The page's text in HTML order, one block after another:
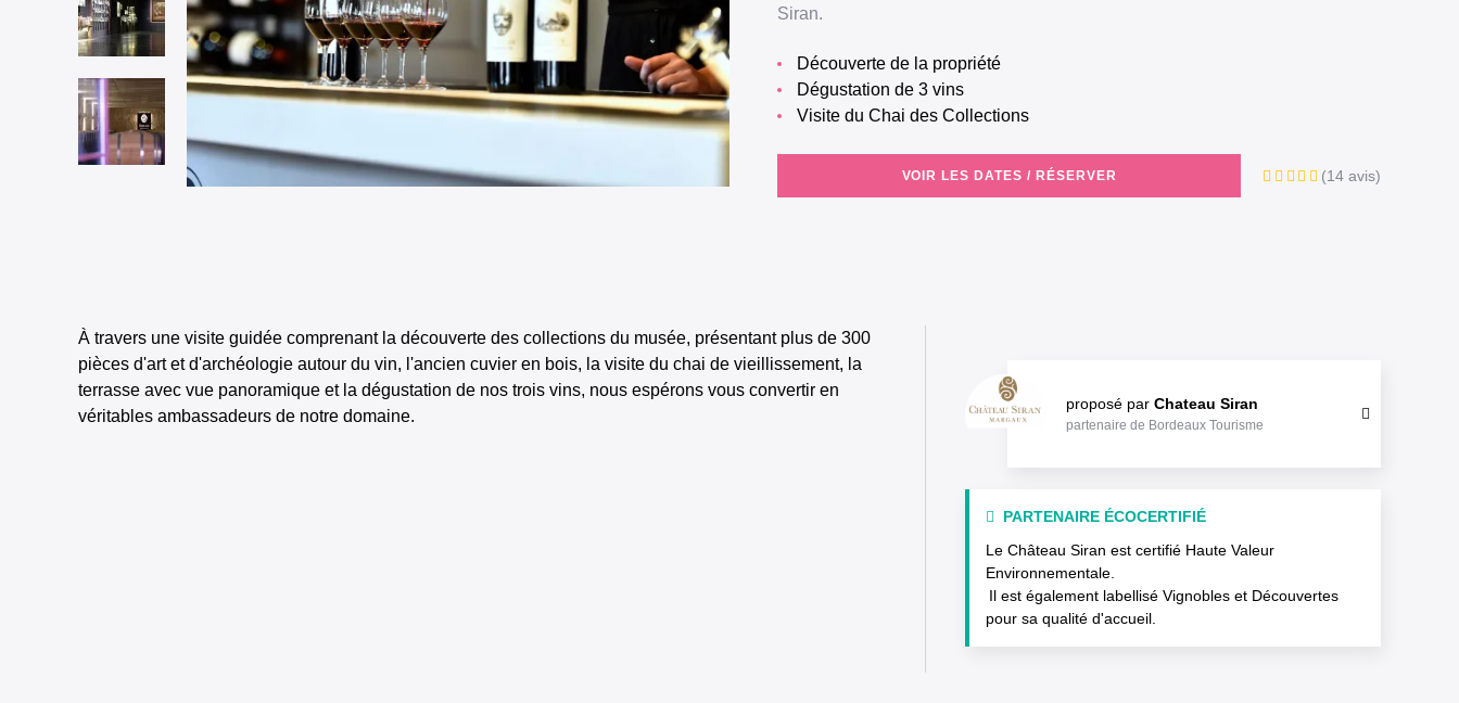
Siran.
Découverte de la propriété
Dégustation de 3 vins
Visite du Chai des Collections
(14 avis)
VOIR LES DATES / RÉSERVER
À travers une visite guidée comprenant la découverte des collections du musée, présentant plus de 300
pièces d'art et d'archéologie autour du vin, l'ancien cuvier en bois, la visite du chai de vieillissement, la
terrasse avec vue panoramique et la dégustation de nos trois vins, nous espérons vous convertir en
véritables ambassadeurs de notre domaine.
proposé par Chateau Siran
partenaire de Bordeaux Tourisme
PARTENAIRE ÉCOCERTIFIÉ
Le Château Siran est certifié Haute Valeur
Environnementale.
Il est également labellisé Vignobles et Découvertes
pour sa qualité d'accueil.